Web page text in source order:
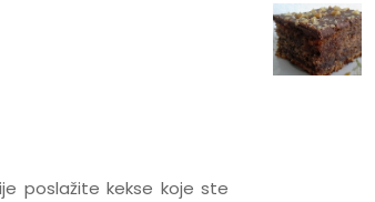
poslažite kekse koje ste